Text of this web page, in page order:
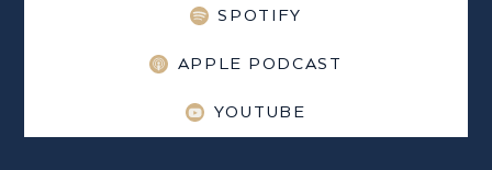
SPOTIFY
APPLE PODCAST
YOUTUBE